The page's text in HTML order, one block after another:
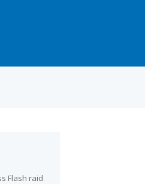
Flash raid